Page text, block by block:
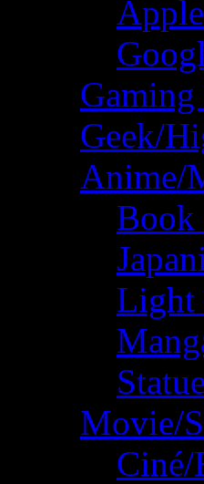
Gaming
Geek/
Anime/
Book
Light
Movie/
Ciné/